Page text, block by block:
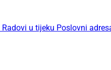
Radovi u tijeku Poslovni